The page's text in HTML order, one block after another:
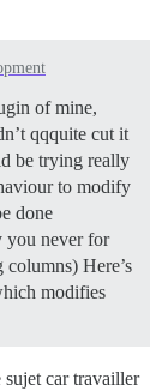
of mine,
qqquite cut it
be trying really
to modify
done
you never for
Here’s
modifies
sujet car travailler